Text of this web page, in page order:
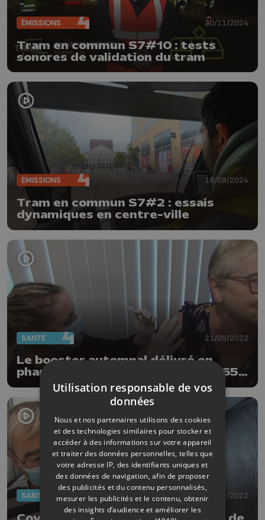
ÉMISSIONS 20/11/2024
Tram en commun S7#10 : tests
sonores de validation du tram
ÉMISSIONS 19/09/2024
Tram en commun S7#2 : essais
dynamiques en centre-ville
SANTÉ 21/09/2022
Le booster automnal délivré en
pharmacie a du succès pour les +65
ans
SANTÉ 12/09/2022
Utilisation responsable de vos
données
Nous et nos partenaires utilisons des cookies
et des technologies similaires pour stocker et
accéder à des informations sur votre appareil
et traiter des données personnelles, telles que
votre adresse IP, des identifiants uniques et
des données de navigation, afin de proposer
des publicités et du contenu personnalisés,
mesurer les publicités et le contenu, obtenir
des insights d’audience et améliorer les